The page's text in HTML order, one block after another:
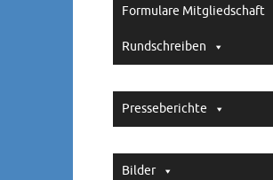
Formulare Mitgliedschaft
Rundschreiben
Presseberichte
Bilder